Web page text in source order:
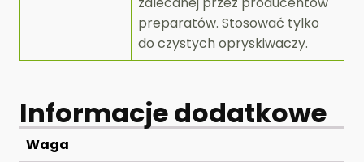
preparatów. Stosować tylko
do czystych opryskiwaczy.
Informacje dodatkowe
Waga